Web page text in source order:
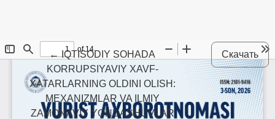
←Maqola tafsilotlariga qaytish
IQTISODIY SOHADA
KORRUPSIYAVIY XAVF-
XATARLARNING OLDINI OLISH:
MEXANIZMLAR VA ILMIY
ZAMONAVIY YONDASHUVLAR
Скачать